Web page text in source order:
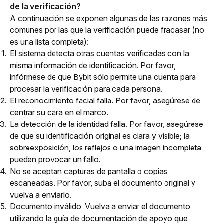
de la verificación?
A continuación se exponen algunas de las razones más
comunes por las que la verificación puede fracasar (no
es una lista completa):
El sistema detecta otras cuentas verificadas con la
misma información de identificación. Por favor,
infórmese de que Bybit sólo permite una cuenta para
procesar la verificación para cada persona.
El reconocimiento facial falla. Por favor, asegúrese de
centrar su cara en el marco.
La detección de la identidad falla. Por favor, asegúrese
de que su identificación original es clara y visible; la
sobreexposición, los reflejos o una imagen incompleta
pueden provocar un fallo.
No se aceptan capturas de pantalla o copias
escaneadas. Por favor, suba el documento original y
vuelva a enviarlo.
Documento inválido. Vuelva a enviar el documento
utilizando la guía de documentación de apoyo que